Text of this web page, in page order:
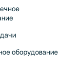
оборудование